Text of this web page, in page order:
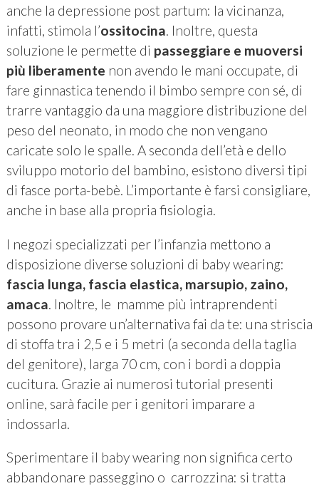
anche la depressione post partum: la vicinanza,
infatti, stimola l’ossitocina. Inoltre, questa
soluzione le permette di passeggiare e muoversi
più liberamente non avendo le mani occupate, di
fare ginnastica tenendo il bimbo sempre con sé, di
trarre vantaggio da una maggiore distribuzione del
peso del neonato, in modo che non vengano
caricate solo le spalle. A seconda dell’età e dello
sviluppo motorio del bambino, esistono diversi tipi
di fasce porta-bebè. L’importante è farsi consigliare,
anche in base alla propria fisiologia.
I negozi specializzati per l’infanzia mettono a
disposizione diverse soluzioni di baby wearing:
fascia lunga, fascia elastica, marsupio, zaino,
amaca . Inoltre, le mamme più intraprendenti
possono provare un’alternativa fai da te: una striscia
di stoffa tra i 2,5 e i 5 metri (a seconda della taglia
del genitore), larga 70 cm, con i bordi a doppia
cucitura. Grazie ai numerosi tutorial presenti
online, sarà facile per i genitori imparare a
indossarla.
Sperimentare il baby wearing non significa certo
abbandonare passeggino o carrozzina: si tratta